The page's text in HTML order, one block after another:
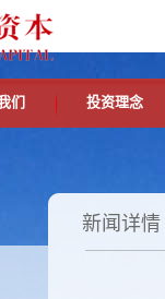
们 投资理念
新闻详情